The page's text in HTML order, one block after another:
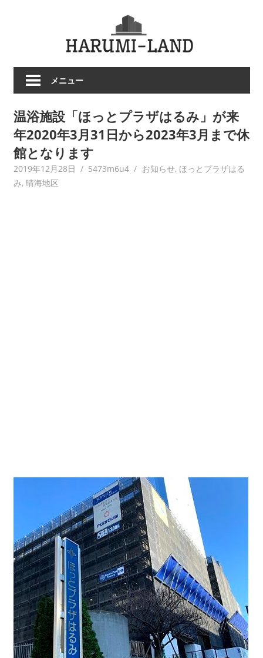
メニュー
温浴施設「ほっとプラザはるみ」が来
年2020年3月31日から2023年3月まで休
館となります
2019年12月28日 5473m6u4 お知らせ, ほっとプラザはる
み, 晴海地区